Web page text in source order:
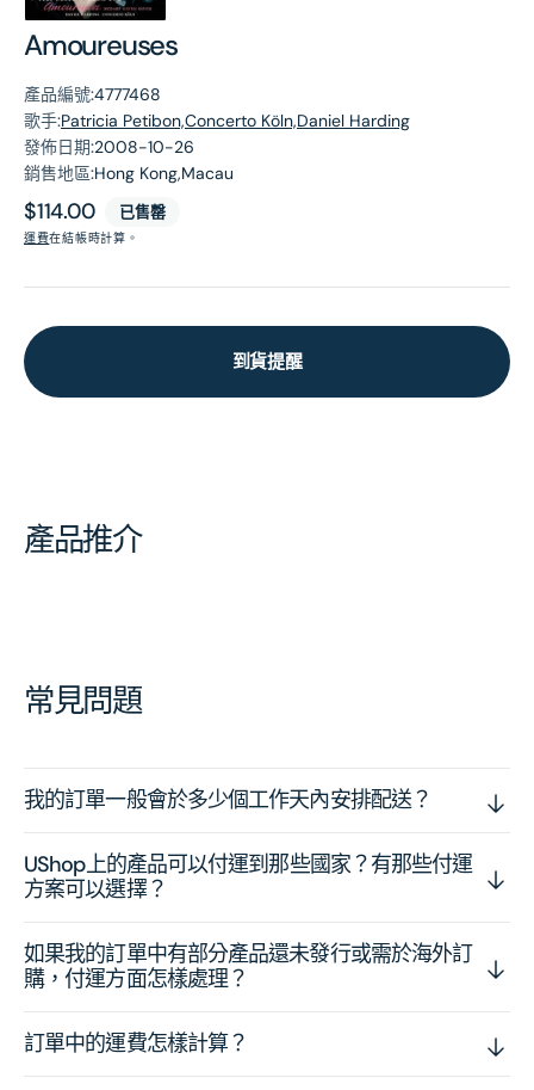
Amoureuses
產品編號:4777468
歌手:Patricia Petibon,Concerto Köln,Daniel Harding
發佈日期:2008-10-26
銷售地區:Hong Kong,Macau
原
價
$114.00 已售罄
運費在結帳時計算。
到貨提醒
產品推介
常見問題
我的訂單一般會於多少個工作天內安排配送？
UShop上的產品可以付運到那些國家？有那些付運
方案可以選擇？
如果我的訂單中有部分產品還未發行或需於海外訂
購，付運方面怎樣處理？
訂單中的運費怎樣計算？